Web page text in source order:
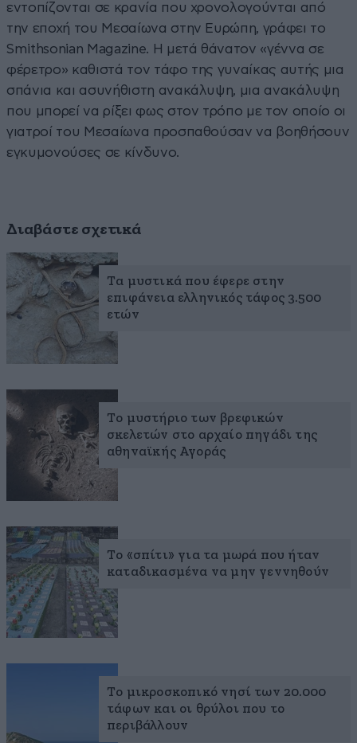
εντοπίζονται σε κρανία που χρονολογούνται από
την εποχή του Μεσαίωνα στην Ευρώπη, γράφει το
Smithsonian Magazine. Η μετά θάνατον «γέννα σε
φέρετρο» καθιστά τον τάφο της γυναίκας αυτής μια
σπάνια και ασυνήθιστη ανακάλυψη, μια ανακάλυψη
που μπορεί να ρίξει φως στον τρόπο με τον οποίο οι
γιατροί του Μεσαίωνα προσπαθούσαν να βοηθήσουν
εγκυμονούσες σε κίνδυνο.
Διαβάστε σχετικά
Τα μυστικά που έφερε στην
επιφάνεια ελληνικός τάφος 3.500
ετών
Τo μυστήριο των βρεφικών
σκελετών στο αρχαίο πηγάδι της
αθηναϊκής Αγοράς
Το «σπίτι» για τα μωρά που ήταν
καταδικασμένα να μην γεννηθούν
Το μικροσκοπικό νησί των 20.000
τάφων και οι θρύλοι που το
περιβάλλουν